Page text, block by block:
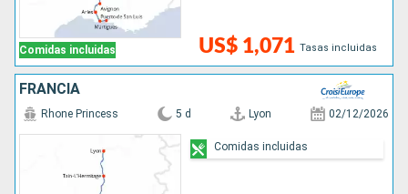
Comidas incluidas US$ 1,071 Tasas incluidas
FRANCIA
Rhone Princess 5 d Lyon 02/12/2026
Comidas incluidas